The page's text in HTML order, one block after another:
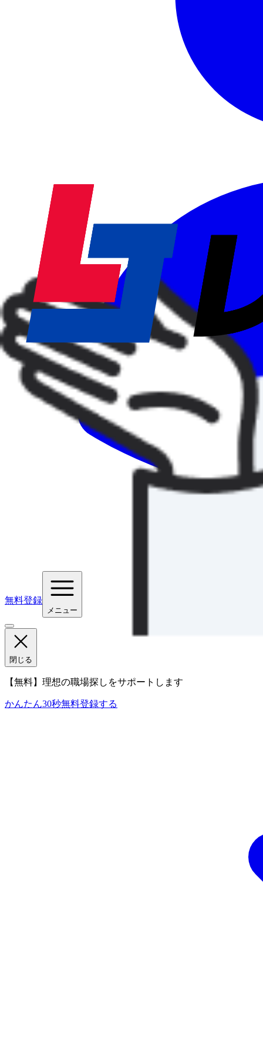
無料登録
メニュー
閉じる
【無料】理想の職場探しをサポートします
かんたん30秒無料登録する